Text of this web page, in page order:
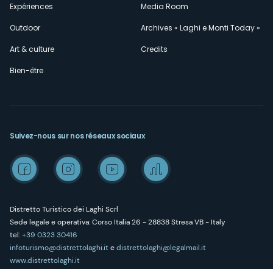
Expériences
Outdoor
Art & culture
Bien-être
Media Room
Archives « Laghi e Monti Today »
Credits
Distretto Turistico dei Laghi Scrl
Sede legale e operativa: Corso Italia 26 - 28838 Stresa VB - Italy
tel:+39 0323 30416
infoturismo@distrettolaghi.itedistrettolaghi@legalmail.it
www.distrettolaghi.it
Suivez-nous sur nos réseaux sociaux